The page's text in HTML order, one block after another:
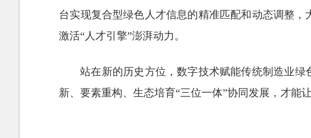
台实现复合型绿色人才信息的精准匹配和动态调整，
激活“人才引擎”澎湃动力。
站在新的历史方位，数字技术赋能传统制造业绿
新、要素重构、生态培育“三位一体”协同发展，才能